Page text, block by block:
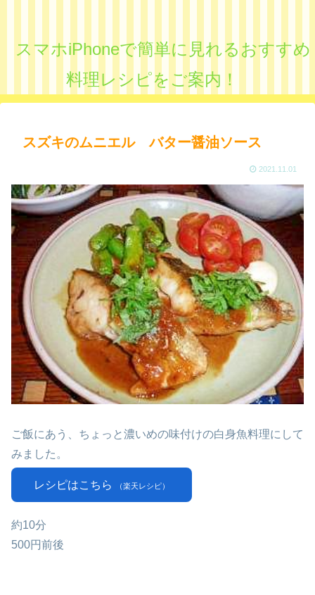
スマホiPhoneで簡単に見れるおすすめ
料理レシピをご案内！
スズキのムニエル バター醤油ソース
2021.11.01
ご飯にあう、ちょっと濃いめの味付けの白身魚料理にして
みました。
レシピはこちら （楽天レシピ）
約10分
500円前後